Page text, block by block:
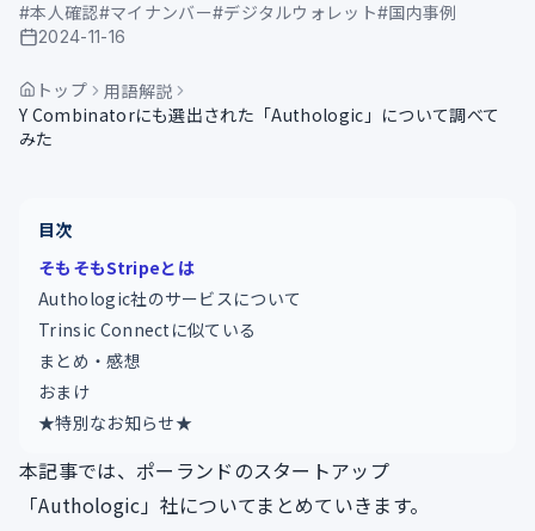
#本人確認#マイナンバー#デジタルウォレット#国内事例
公開日
2024-11-16
トップ
用語解説
Y Combinatorにも選出された「Authologic」について調べて
みた
目次
そもそもStripeとは
Authologic社のサービスについて
Trinsic Connectに似ている
まとめ・感想
おまけ
★特別なお知らせ★
本記事では、ポーランドのスタートアップ
「Authologic」社についてまとめていきます。